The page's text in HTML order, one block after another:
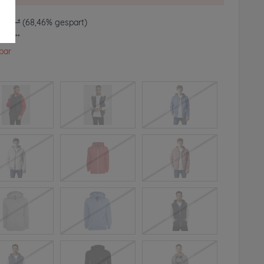
€ * (68,46% gespart)